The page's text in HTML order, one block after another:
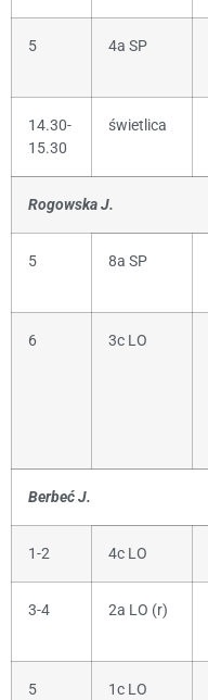
5 4a SP
14.30-
15.30
świetlica
Rogowska J.
5 8a SP
6 3c LO
Berbeć J.
1-2 4c LO
3-4 2a LO (r)
5 1c LO